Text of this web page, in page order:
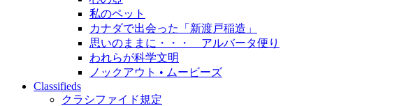
私のペット
カナダで出会った「新渡戸稲造」
思いのままに・・・ アルバータ便り
われらが科学文明
ノックアウト • ムービーズ
Classifieds
クラシファイド規定